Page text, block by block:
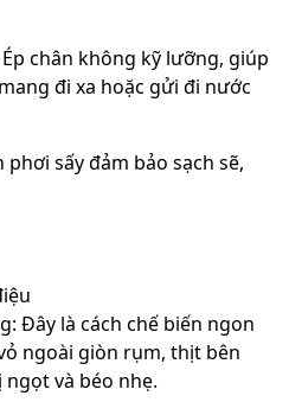
chân không kỹ lưỡng, giúp
đi xa hoặc gửi đi nước
sấy đảm bảo sạch sẽ,
Đây là cách chế biến ngon
ngoài giòn rụm, thịt bên
và béo nhẹ.